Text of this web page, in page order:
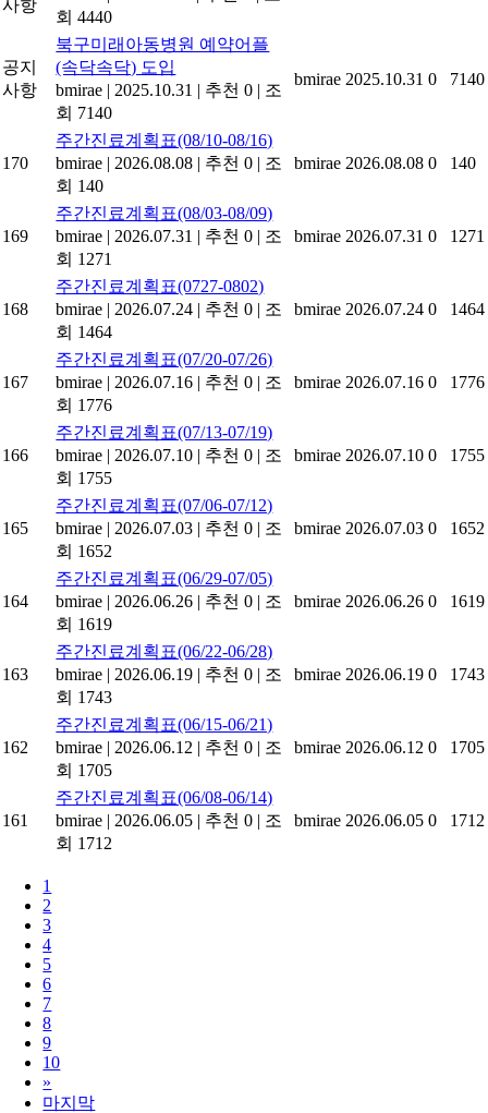
사항
회 4440
공지
사항
북구미래아동병원 예약어플
(속닥속닥) 도입
bmirae | 2025.10.31 | 추천 0 | 조
회 7140
bmirae 2025.10.31 0 7140
170
주간진료계획표(08/10-08/16)
bmirae | 2026.08.08 | 추천 0 | 조
회 140
bmirae 2026.08.08 0 140
169
주간진료계획표(08/03-08/09)
bmirae | 2026.07.31 | 추천 0 | 조
회 1271
bmirae 2026.07.31 0 1271
168
주간진료계획표(0727-0802)
bmirae | 2026.07.24 | 추천 0 | 조
회 1464
bmirae 2026.07.24 0 1464
167
주간진료계획표(07/20-07/26)
bmirae | 2026.07.16 | 추천 0 | 조
회 1776
bmirae 2026.07.16 0 1776
166
주간진료계획표(07/13-07/19)
bmirae | 2026.07.10 | 추천 0 | 조
회 1755
bmirae 2026.07.10 0 1755
165
주간진료계획표(07/06-07/12)
bmirae | 2026.07.03 | 추천 0 | 조
회 1652
bmirae 2026.07.03 0 1652
164
주간진료계획표(06/29-07/05)
bmirae | 2026.06.26 | 추천 0 | 조
회 1619
bmirae 2026.06.26 0 1619
163
주간진료계획표(06/22-06/28)
bmirae | 2026.06.19 | 추천 0 | 조
회 1743
bmirae 2026.06.19 0 1743
162
주간진료계획표(06/15-06/21)
bmirae | 2026.06.12 | 추천 0 | 조
회 1705
bmirae 2026.06.12 0 1705
161
주간진료계획표(06/08-06/14)
bmirae | 2026.06.05 | 추천 0 | 조
회 1712
bmirae 2026.06.05 0 1712
1
2
3
4
5
6
7
8
9
10
»
마지막